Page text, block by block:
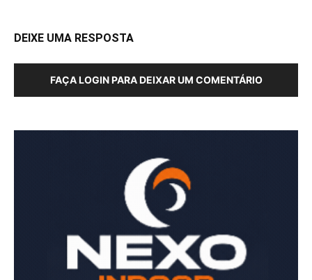
DEIXE UMA RESPOSTA
FAÇA LOGIN PARA DEIXAR UM COMENTÁRIO